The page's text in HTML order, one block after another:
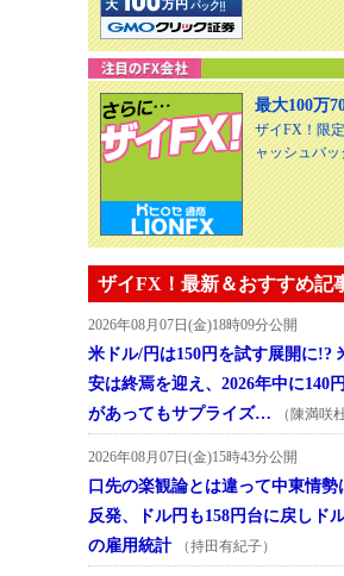
最大100万
ザイFX！限
ャッシュバッ
ザイFX！最新＆おすすめ記
2026年08月07日(金)18時09分公開
米ドル/円は150円を試す展開に!?
安は終焉を迎え、2026年中に140
があってもサプライズ…
（陳満咲
2026年08月07日(金)15時43分公開
口先の楽観論とは違って中東情勢
反発、ドル円も158円台に戻しド
の雇用統計
（持田有紀子）